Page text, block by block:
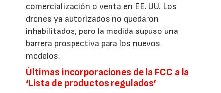
comercialización o venta en EE. UU. Los
drones ya autorizados no quedaron
inhabilitados, pero la medida supuso una
barrera prospectiva para los nuevos
modelos.
Últimas incorporaciones de la FCC a la
‘Lista de productos regulados’